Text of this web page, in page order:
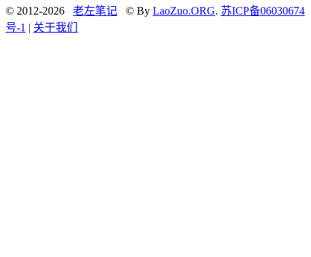
© 2012-2026 老左笔记 © By LaoZuo.ORG. 苏ICP备06030674
号-1 | 关于我们